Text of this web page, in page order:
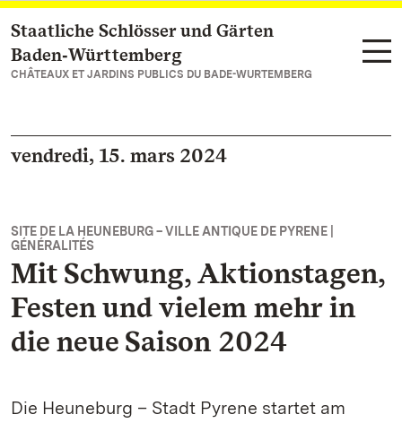
Vers la page d’accueil
Staatliche Schlösser und Gärten
Baden‑Württemberg
CHÂTEAUX ET JARDINS PUBLICS DU BADE-WURTEMBERG
vendredi, 15. mars 2024
SITE DE LA HEUNEBURG – VILLE ANTIQUE DE PYRENE |
GÉNÉRALITÉS
Mit Schwung, Aktionstagen,
Festen und vielem mehr in
die neue Saison 2024
Die Heuneburg – Stadt Pyrene startet am